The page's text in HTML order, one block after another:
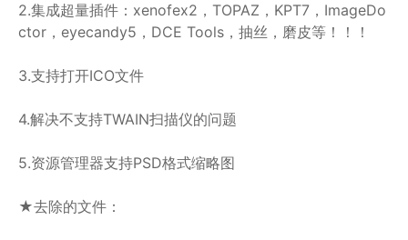
2.集成超量插件：xenofex2，TOPAZ，KPT7，ImageDo
ctor，eyecandy5，DCE Tools，抽丝，磨皮等！！！
3.支持打开ICO文件
4.解决不支持TWAIN扫描仪的问题
5.资源管理器支持PSD格式缩略图
★去除的文件：